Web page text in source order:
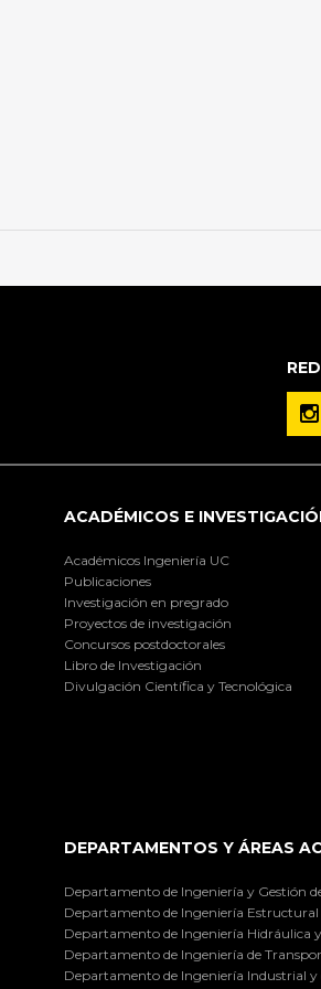
ACADÉMICOS E
Académicos Ingeniería UC
Publicaciones
Investigación en pregrado
Proyectos de investigación
Concursos postdoctorales
Libro de Investigación
Divulgación Científica y Tecnológica
DEPARTAMENTOS Y ÁREAS
Departamento de Ingeniería y Gestión
Departamento de Ingeniería Estructural
Departamento de Ingeniería Hidráulica
Departamento de Ingeniería de
Departamento de Ingeniería Industrial y